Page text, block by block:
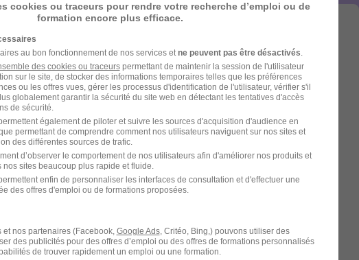
cookies ou traceurs pour rendre votre recherche d’emploi ou de
formation encore plus efficace.
au bon fonctionnement de nos services etne peuvent pas être désactivés.
des cookies ou traceurspermettant de maintenir la session de l'utilisateur
sur le site, de stocker des informations temporaires telles que les préférences
ou les offres vues, gérer les processus d'identification de l'utilisateur, vérifier s'il
globalement garantir la sécurité du site web en détectant les tentatives d'accès
de sécurité.
également de piloter et suivre les sources d'acquisition d'audience en
permettant de comprendre comment nos utilisateurs naviguent sur nos sites et
des différentes sources de trafic.
d’observer le comportement de nos utilisateurs afin d'améliorer nos produits et
sites beaucoup plus rapide et fluide.
enfin de personnaliser les interfaces de consultation et d'effectuer une
des offres d'emploi ou de formations proposées.
et nos partenaires (Facebook, Google Ads, Critéo, Bing,) pouvons utiliser des
des publicités pour des offres d’emploi ou des offres de formations personnalisés
de trouver rapidement un emploi ou une formation.